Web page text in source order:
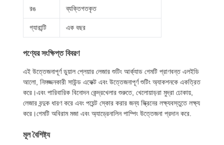
রঙ ব্যক্তিগতকৃত
গ্যারান্টি এক বছর
পণ্যের সংক্ষিপ্ত বিবরণ
এই উত্তেজনাপূর্ণ ডুয়াল প্লেয়ার লেজার শুটিং আর্ক্যাড গেমটি প্রাণবন্ত এলইডি
আলো, নিমজ্জনকারী সাউন্ড এফেক্ট এবং উত্তেজনাপূর্ণ শুটিং অ্যাকশনকে একত্রিত
করে।এবং পারিবারিক বিনোদন কেন্দ্রখেলার শুরুতে, খেলোয়াড়রা মুদ্রা ঢোকায়,
লেজার বন্দুক ধারণ করে এবং পয়েন্ট স্কোর করার জন্য স্ক্রিনের লক্ষ্যবস্তুতে লক্ষ্য
করে।গেমটি অবিরাম মজা এবং অ্যাড্রেনালিন পাম্পিং উত্তেজনা প্রদান করে.
মূল বৈশিষ্ট্য